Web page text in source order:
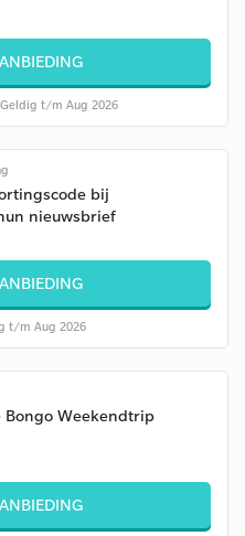
t/m Aug 2026
bij
nieuwsbrief
t/m Aug 2026
Bongo Weekendtrip